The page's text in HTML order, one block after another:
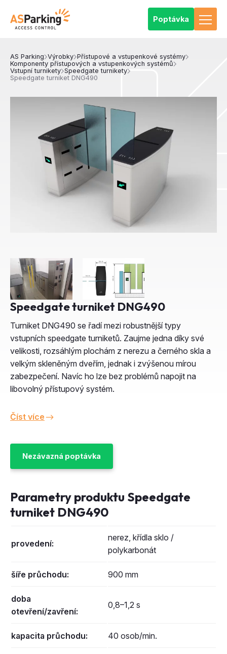
Poptávka
AS Parking Výrobky Přístupové a vstupenkové systémy
Komponenty přístupových a vstupenkových systémů
Vstupní turnikety Speedgate turnikety
Speedgate turniket DNG490
Speedgate turniket DNG490
Turniket DNG490 se řadí mezi robustnější typy
vstupních speedgate turniketů. Zaujme jedna díky své
velikosti, rozsáhlým plochám z nerezu a černého skla a
velkým skleněným dveřím, jednak i zvýšenou mírou
zabezpečení. Navíc ho lze bez problémů napojit na
libovolný přístupový systém.
Číst více
Nezávazná poptávka
Parametry produktu Speedgate
turniket DNG490
provedení:
nerez, křídla sklo /
polykarbonát
šíře průchodu: 900 mm
doba
otevření/zavření:
0,8–1,2 s
kapacita průchodu: 40 osob/min.